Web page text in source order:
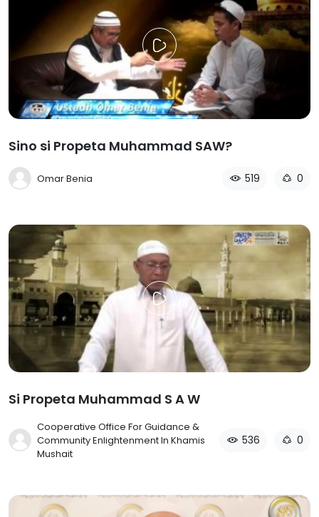
Sino si Propeta Muhammad SAW​​?​
Omar Benia 519 0
Si Propeta Muhammad S A W
Cooperative Office For Guidance &
Community Enlightenment In Khamis
Mushait
536 0